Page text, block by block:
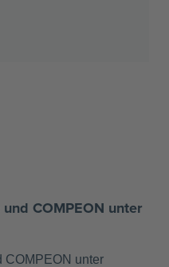
COMPEON unter
COMPEON unter